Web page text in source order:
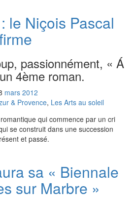
le Niçois Pascal
passionnément, « Á
4ème roman.
mars 2012
& Provence, Les Arts au soleil
qui commence par un cri
se construit dans une succession
et passé.
sa « Biennale
sur Marbre »